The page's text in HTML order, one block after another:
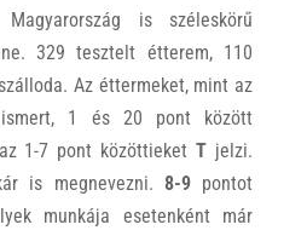
is széleskörű
329 tesztelt étterem, 110
Az éttermeket, mint az
1 és 20 pont között
1-7 pont közöttieketT jelzi.
is megnevezni. 8-9pontot
munkája esetenként már